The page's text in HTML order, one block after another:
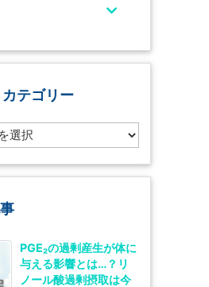
カテゴリー
PGE₂の過剰産生が体に
与える影響とは…？リ
ノール酸過剰摂取は今